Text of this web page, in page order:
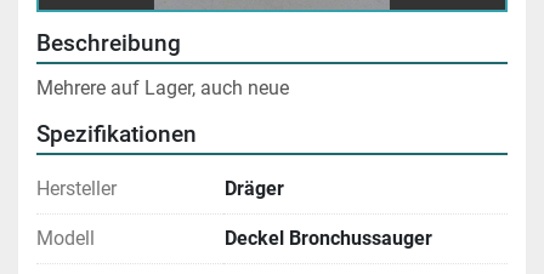
Beschreibung
Mehrere auf Lager, auch neue
Spezifikationen
Hersteller Dräger
Modell Deckel Bronchussauger